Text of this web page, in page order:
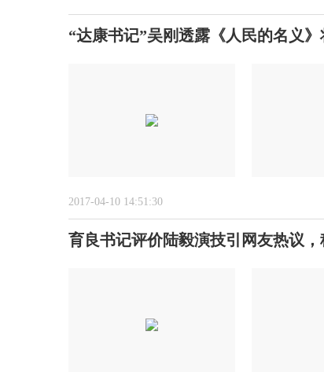
“达康书记”吴刚透露《人民的名义
2017-04-10 14:51:30
育良书记评价陆毅演技引网友热议